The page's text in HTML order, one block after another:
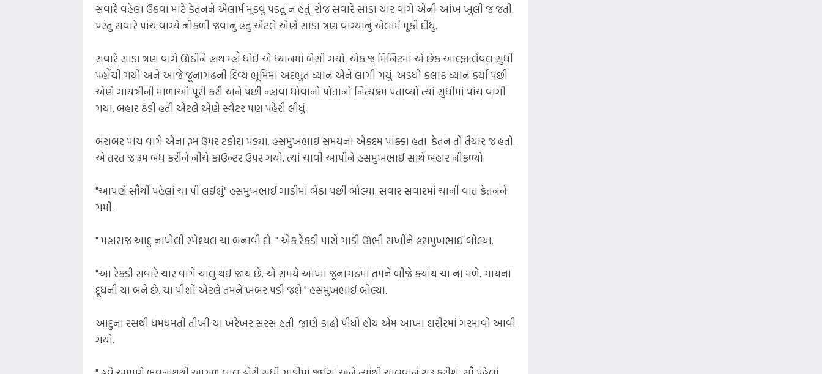
સવારે વહેલા ઉઠવા માટે કેતનને એલાર્મ મૂકવું પડતું ન હતું. રોજ સવારે સાડા ચાર વાગે એની આંખ ખુલી જ જતી.
પરંતુ સવારે પાંચ વાગ્યે નીકળી જવાનું હતું એટલે એણે સાડા ત્રણ વાગ્યાનું એલાર્મ મૂકી દીધું.
સવારે સાડા ત્રણ વાગે ઊઠીને હાથ મ્હોં ધોઈ એ ધ્યાનમાં બેસી ગયો. એક જ મિનિટમાં એ છેક આલ્ફા લેવલ સુધી
પહોંચી ગયો અને આજે જૂનાગઢની દિવ્ય ભૂમિમાં અદભુત ધ્યાન એને લાગી ગયું. અડધો કલાક ધ્યાન કર્યા પછી
એણે ગાયત્રીની માળાઓ પૂરી કરી અને પછી ન્હાવા ધોવાનો પોતાનો નિત્યક્રમ પતાવ્યો ત્યાં સુધીમાં પાંચ વાગી
ગયા. બહાર ઠંડી હતી એટલે એણે સ્વેટર પણ પહેરી લીધું.
બરાબર પાંચ વાગે એના રૂમ ઉપર ટકોરા પડ્યા. હસમુખભાઈ સમયના એકદમ પાક્કા હતા. કેતન તો તૈયાર જ હતો.
એ તરત જ રૂમ બંધ કરીને નીચે કાઉન્ટર ઉપર ગયો. ત્યાં ચાવી આપીને હસમુખભાઈ સાથે બહાર નીકળ્યો.
"આપણે સૌથી પહેલાં ચા પી લઈશું" હસમુખભાઈ ગાડીમાં બેઠા પછી બોલ્યા. સવાર સવારમાં ચાની વાત કેતનને
ગમી.
" મહારાજ આદુ નાખેલી સ્પેશ્યલ ચા બનાવી દો. " એક રેકડી પાસે ગાડી ઊભી રાખીને હસમુખભાઈ બોલ્યા.
"આ રેકડી સવારે ચાર વાગે ચાલુ થઈ જાય છે. એ સમયે આખા જૂનાગઢમાં તમને બીજે ક્યાંય ચા ના મળે. ગાયના
દૂધની ચા બને છે. ચા પીશો એટલે તમને ખબર પડી જશે." હસમુખભાઈ બોલ્યા.
આદુના રસથી ધમધમતી તીખી ચા ખરેખર સરસ હતી. જાણે કાઢો પીધો હોય એમ આખા શરીરમાં ગરમાવો આવી
ગયો.